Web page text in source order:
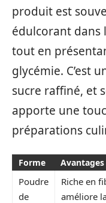
produit est
édulcorant dans
tout en
glycémie. C’est
sucre raffiné, et
apporte une
préparations
Forme Avantages
Poudre
de
Riche en
améliore